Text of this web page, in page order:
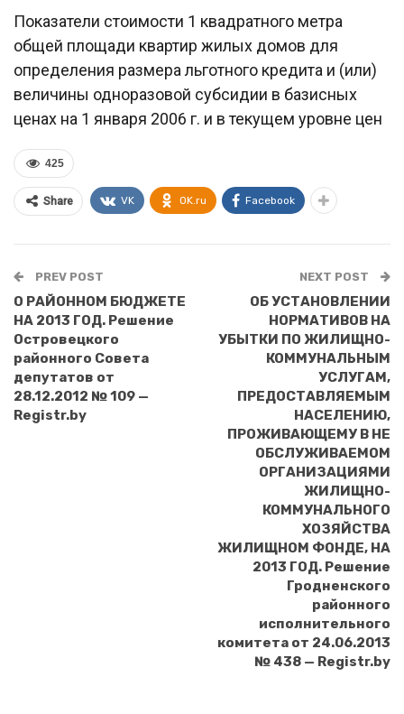
Показатели стоимости 1 квадратного метра
общей площади квартир жилых домов для
определения размера льготного кредита и (или)
величины одноразовой субсидии в базисных
ценах на 1 января 2006 г. и в текущем уровне цен
425
Share VK OK.ru Facebook
PREV POST
О РАЙОННОМ БЮДЖЕТЕ
НА 2013 ГОД. Решение
Островецкого
районного Совета
депутатов от
28.12.2012 № 109 —
Registr.by
NEXT POST
ОБ УСТАНОВЛЕНИИ
НОРМАТИВОВ НА
УБЫТКИ ПО ЖИЛИЩНО-
КОММУНАЛЬНЫМ
УСЛУГАМ,
ПРЕДОСТАВЛЯЕМЫМ
НАСЕЛЕНИЮ,
ПРОЖИВАЮЩЕМУ В НЕ
ОБСЛУЖИВАЕМОМ
ОРГАНИЗАЦИЯМИ
ЖИЛИЩНО-
КОММУНАЛЬНОГО
ХОЗЯЙСТВА
ЖИЛИЩНОМ ФОНДЕ, НА
2013 ГОД. Решение
Гродненского
районного
исполнительного
комитета от 24.06.2013
№ 438 — Registr.by